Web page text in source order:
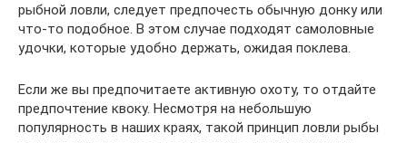
рыбной ловли, следует предпочесть обычную донку или
что-то подобное. В этом случае подходят самоловные
удочки, которые удобно держать, ожидая поклева.
Если же вы предпочитаете активную охоту, то отдайте
предпочтение квоку. Несмотря на небольшую
популярность в наших краях, такой принцип ловли рыбы